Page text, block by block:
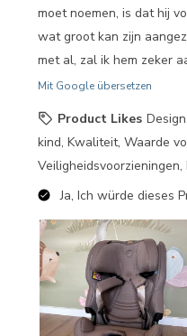
moet noemen, is dat hij
wat groot kan zijn
met al, zal ik hem zeker
Mit Google übersetzen
Product Likes
kind, Kwaliteit, Waarde
Ja, Ich würde dieses